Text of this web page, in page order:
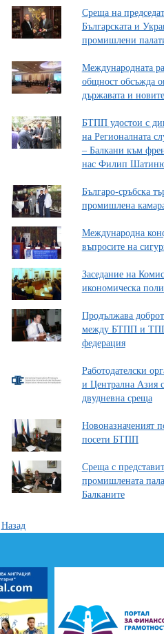
Среща на
Българската и
промишлени
Международната
общност обсъжда
държавата и
БТПП удостои с
на Регионалната
– Балкани към
нас Филип
Българо-сръбска
промишлена
Международна
въпросите на
Заседание на
икономическа
Продължава
между БТПП и ТПП
федерация
Работодателски
и Централна Азия
двудневна среща
Новоназначеният
посети БТПП
Среща с
промишлената
Балканите
Назад